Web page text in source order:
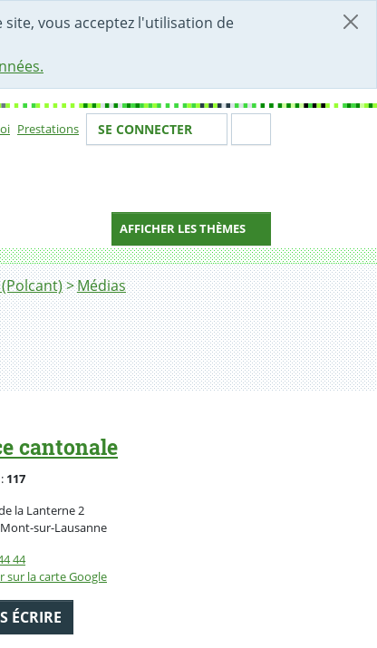
vous acceptez l'utilisation de
Prestations Votre identité
SE CONNECTER
AFFICHER LES THÈMES
Médias
cantonale
117
la Lanterne 2
sur-LausanneSuisse
44
sur la carte Google
ÉCRIRE